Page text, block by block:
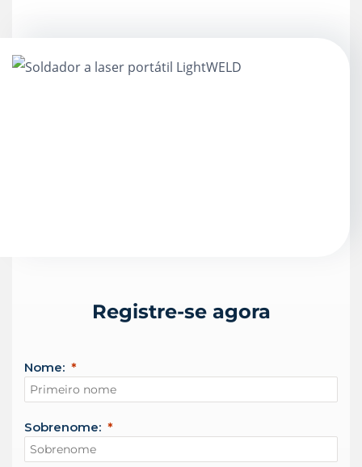
Registre-se agora
Nome:
Sobrenome: